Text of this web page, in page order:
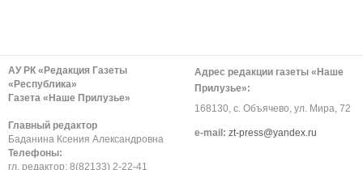
АУ РК «Редакция Газеты
«Республика»
Газета «Наше Прилузье»
Главный редактор
Баданина Ксения Александровна
Телефоны:
гл. редактор: 8(82133) 2-22-41
Адрес редакции газеты «Наше
Прилузье»:
168130, с. Объячево, ул. Мира, 72
е-mail: zt-press@yandex.ru